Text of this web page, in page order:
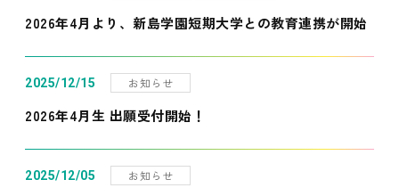
2026年4月より、新島学園短期大学との教育連携が開始
2025/12/15 お知らせ
2026年4月生 出願受付開始！
2025/12/05 お知らせ